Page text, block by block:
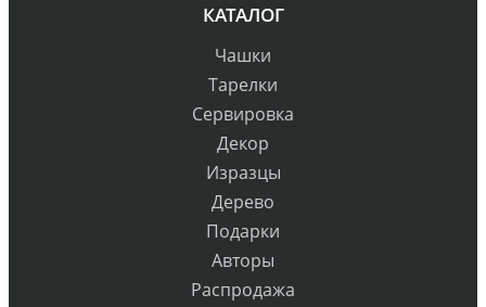
КАТАЛОГ
Чашки
Тарелки
Сервировка
Декор
Изразцы
Дерево
Подарки
Авторы
Распродажа